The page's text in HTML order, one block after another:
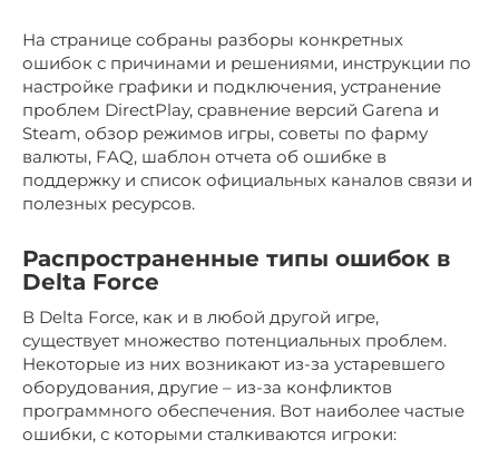
На странице собраны разборы конкретных
ошибок с причинами и решениями, инструкции по
настройке графики и подключения, устранение
проблем DirectPlay, сравнение версий Garena и
Steam, обзор режимов игры, советы по фарму
валюты, FAQ, шаблон отчета об ошибке в
поддержку и список официальных каналов связи и
полезных ресурсов.
Распространенные типы ошибок в
Delta Force
В Delta Force, как и в любой другой игре,
существует множество потенциальных проблем.
Некоторые из них возникают из-за устаревшего
оборудования, другие – из-за конфликтов
программного обеспечения. Вот наиболее частые
ошибки, с которыми сталкиваются игроки: